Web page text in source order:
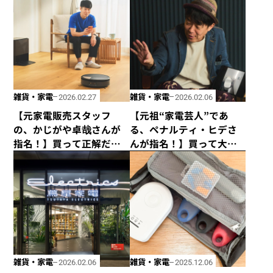
雑貨・家電 2026.02.27
【元家電販売スタッフ
の、かじがや卓哉さんが
指名！】買って正解だっ
た私のMVP 家電はこれ！
雑貨・家電 2026.02.06
【元祖“家電芸人”であ
る、ペナルティ・ヒデさ
んが指名！】買って大満
足中の私のMVP家電はこ
れ！
雑貨・家電 2026.02.06 雑貨・家電 2025.12.06